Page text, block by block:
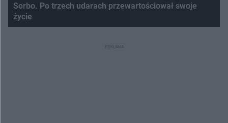
Sorbo. Po trzech udarach przewartościował swoje
życie